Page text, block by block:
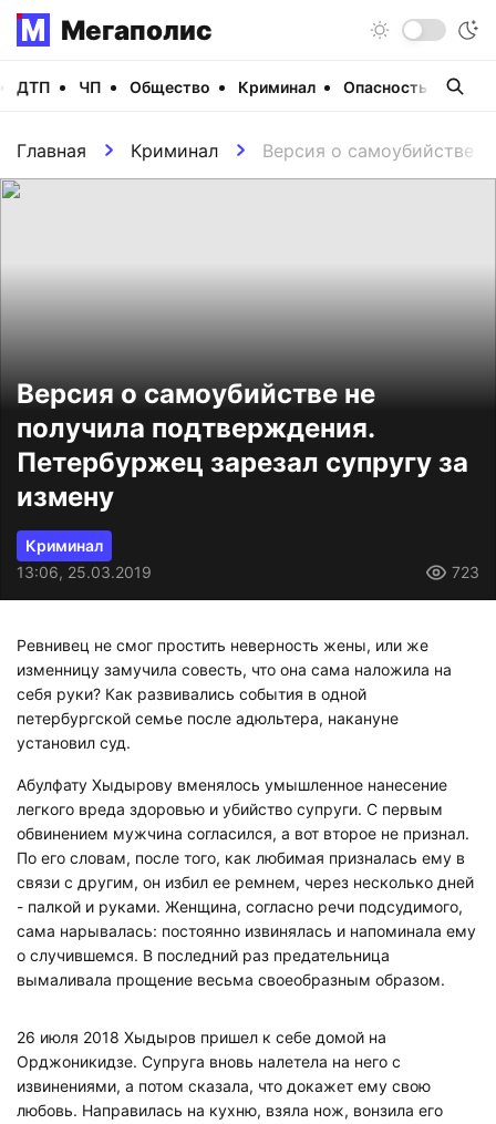
Мегаполис
ДТП ЧП Общество Криминал Опасность
Главная Криминал Версия о самоубийстве
Версия о самоубийстве не
получила подтверждения.
Петербуржец зарезал супругу за
измену
Криминал
13:06, 25.03.2019
723
Ревнивец не смог простить неверность жены, или же
изменницу замучила совесть, что она сама наложила на
себя руки? Как развивались события в одной
петербургской семье после адюльтера, накануне
установил суд.
Абулфату Хыдырову вменялось умышленное нанесение
легкого вреда здоровью и убийство супруги. С первым
обвинением мужчина согласился, а вот второе не признал.
По его словам, после того, как любимая призналась ему в
связи с другим, он избил ее ремнем, через несколько дней
- палкой и руками. Женщина, согласно речи подсудимого,
сама нарывалась: постоянно извинялась и напоминала ему
о случившемся. В последний раз предательница
вымаливала прощение весьма своеобразным образом.
26 июля 2018 Хыдыров пришел к себе домой на
Орджоникидзе. Супруга вновь налетела на него с
извинениями, а потом сказала, что докажет ему свою
любовь. Направилась на кухню, взяла нож, вонзила его